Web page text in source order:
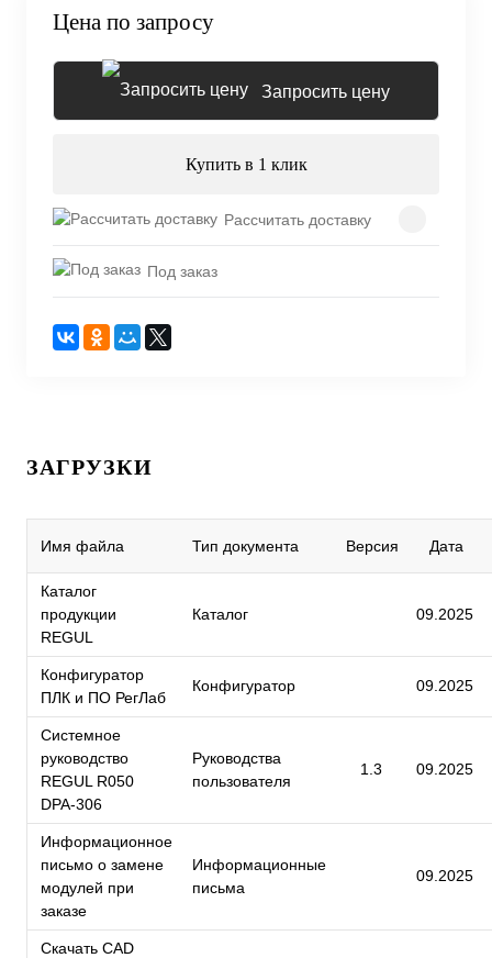
Цена по запросу
Запросить цену
Купить в 1 клик
Рассчитать доставку
Под заказ
ЗАГРУЗКИ
Имя файла Тип документа Версия Дата
Каталог
продукции
REGUL
Каталог 09.2025
Конфигуратор
ПЛК и ПО РегЛаб
Конфигуратор 09.2025
Системное
руководство
REGUL R050
DPA-306
Руководства
пользователя
1.3 09.2025
Информационное
письмо о замене
модулей при
заказе
Информационные
письма
09.2025
Скачать CAD